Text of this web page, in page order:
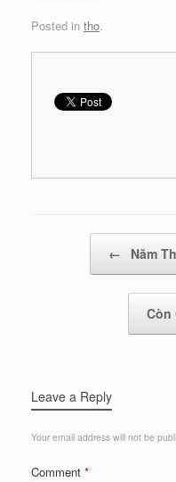
Posted in tho.
← Năm
Còn
Leave a Reply
Your email address will not be
Comment *